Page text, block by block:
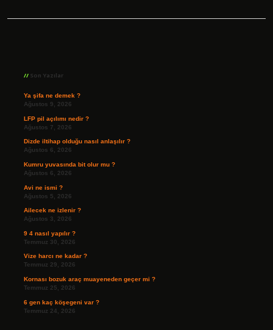
Son Yazılar
Ya şifa ne demek ?
Ağustos 9, 2026
LFP pil açılımı nedir ?
Ağustos 7, 2026
Dizde iltihap olduğu nasıl anlaşılır ?
Ağustos 6, 2026
Kumru yuvasında bit olur mu ?
Ağustos 6, 2026
Avi ne ismi ?
Ağustos 5, 2026
Ailecek ne izlenir ?
Ağustos 3, 2026
9 4 nasıl yapılır ?
Temmuz 30, 2026
Vize harcı ne kadar ?
Temmuz 29, 2026
Kornası bozuk araç muayeneden geçer mi ?
Temmuz 25, 2026
6 gen kaç köşegeni var ?
Temmuz 24, 2026